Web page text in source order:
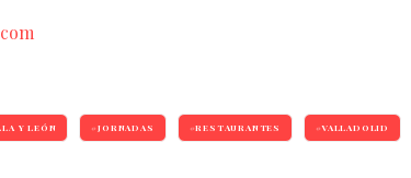
Y LEÓN JORNADAS RESTAURANTES VALLADOLID